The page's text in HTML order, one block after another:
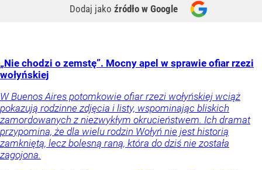
Dodaj jako źródło w Google
„Nie chodzi o zemstę”. Mocny apel w sprawie ofiar rzezi
wołyńskiej
W Buenos Aires potomkowie ofiar rzezi wołyńskiej wciąż
pokazują rodzinne zdjęcia i listy, wspominając bliskich
zamordowanych z niezwykłym okrucieństwem. Ich dramat
przypomina, że dla wielu rodzin Wołyń nie jest historią
zamkniętą, lecz bolesną raną, która do dziś nie została
zagojona.